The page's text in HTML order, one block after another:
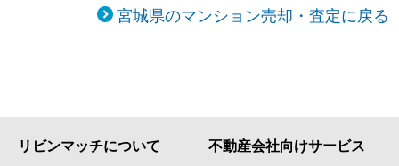
宮城県のマンション売却・査定に戻る
リビンマッチについて 不動産会社向けサービス